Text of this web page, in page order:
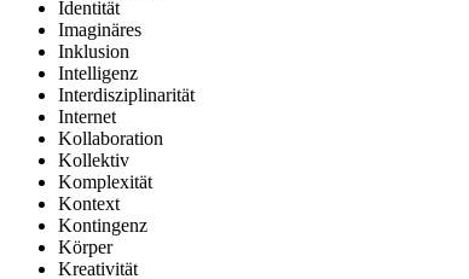
Identität
Imaginäres
Inklusion
Intelligenz
Interdisziplinarität
Internet
Kollaboration
Kollektiv
Komplexität
Kontext
Kontingenz
Körper
Kreativität